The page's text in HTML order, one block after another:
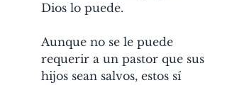
Dios lo puede.
Aunque no se le puede
requerir a un pastor que sus
hijos sean salvos, estos sí